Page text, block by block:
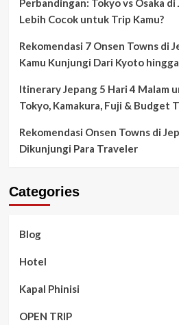
Perbandingan: Tokyo vs Osaka
Lebih Cocok untuk Trip Kamu?
Rekomendasi 7 Onsen Towns di
Kamu Kunjungi Dari Kyoto
Itinerary Jepang 5 Hari 4 Malam
Tokyo, Kamakura, Fuji & Budget
Rekomendasi Onsen Towns di
Dikunjungi Para Traveler
Categories
Blog
Hotel
Kapal Phinisi
OPEN TRIP